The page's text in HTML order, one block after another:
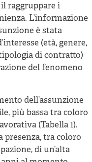
raggruppare i
L’informazione
è stata
(età, genere,
di contratto)
del fenomeno
dell’assunzione
più bassa tra coloro
(Tabella 1).
presenza, tra coloro
di un’alta